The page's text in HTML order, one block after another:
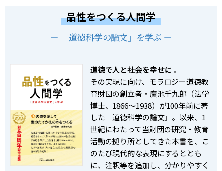
品性をつくる人間学
― 「道徳科学の論文」を学ぶ ―
道徳で人と社会を幸せに ――。
その実現に向け、モラロジー道徳教
育財団の創立者・廣池千九郎（法学
博士、1866～1938）が100年前に著
した『道徳科学の論文』。以来、1
世紀にわたって当財団の研究・教育
活動の拠り所としてきた本書を、こ
のたび現代的な表現にするととも
に、注釈等を追加し、分かりやすく